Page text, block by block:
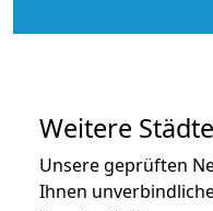
Weitere
Unsere geprüften
Ihnen